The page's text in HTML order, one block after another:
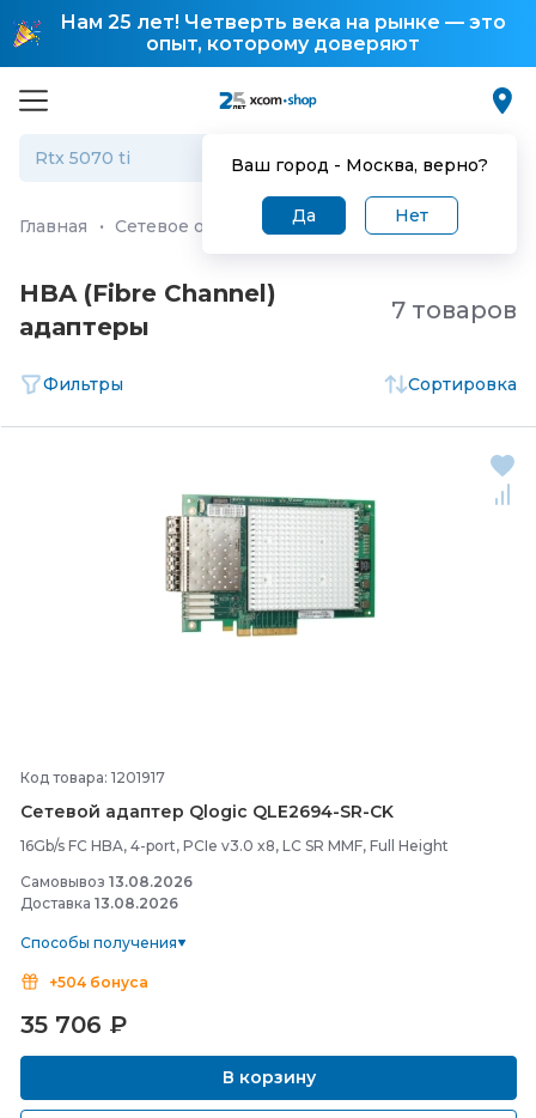
Нам 25 лет! Четверть века на рынке — это
опыт, которому доверяют
Ваш город - Москва, верно?
Да Нет
Главная · Сетевое оборудование Сетевые адаптеры
HBA (Fibre Channel)
адаптеры
7 товаров
Фильтры Сортировка
Код товара: 1201917
Сетевой адаптер Qlogic QLE2694-SR-CK
16Gb/s FC HBA, 4-port, PCIe v3.0 x8, LC SR MMF, Full Height
Самовывоз 13.08.2026
Доставка 13.08.2026
Способы получения
+504 бонуса
35 706 ₽
В корзину